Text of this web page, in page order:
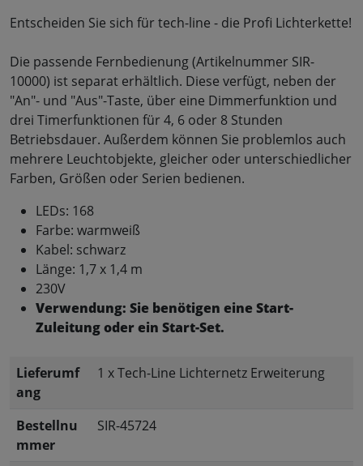
Entscheiden Sie sich für tech-line - die Profi Lichterkette!
Die passende Fernbedienung (Artikelnummer SIR-
10000) ist separat erhältlich. Diese verfügt, neben der
"An"- und "Aus"-Taste, über eine Dimmerfunktion und
drei Timerfunktionen für 4, 6 oder 8 Stunden
Betriebsdauer. Außerdem können Sie problemlos auch
mehrere Leuchtobjekte, gleicher oder unterschiedlicher
Farben, Größen oder Serien bedienen.
LEDs: 168
Farbe: warmweiß
Kabel: schwarz
Länge: 1,7 x 1,4 m
230V
Verwendung: Sie benötigen eine Start-
Zuleitung oder ein Start-Set.
Lieferumf
ang
1 x Tech-Line Lichternetz Erweiterung
Bestellnu
mmer
SIR-45724